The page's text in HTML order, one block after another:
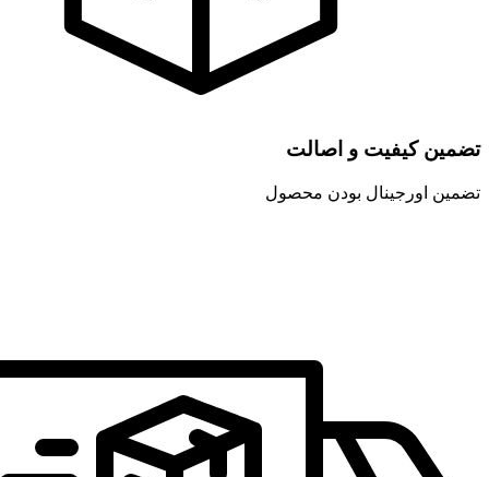
تضمین کیفیت و اصالت
تضمین اورجینال بودن محصول